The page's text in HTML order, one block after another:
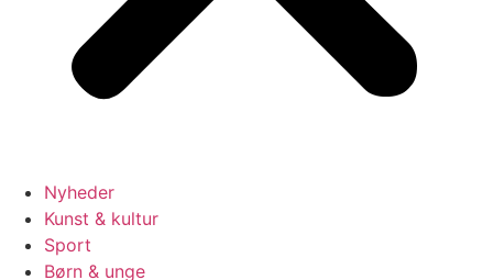
Nyheder
Kunst & kultur
Sport
Børn & unge